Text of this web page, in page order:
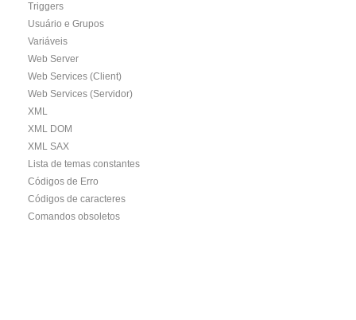
Triggers
Usuário e Grupos
Variáveis
Web Server
Web Services (Client)
Web Services (Servidor)
XML
XML DOM
XML SAX
Lista de temas constantes
Códigos de Erro
Códigos de caracteres
Comandos obsoletos